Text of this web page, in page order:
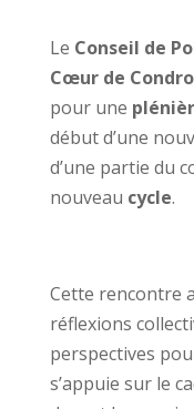
Le Conseil de
Cœur de
pour une
début d’une
d’une partie du
nouveau cycle.
Cette rencontre
réflexions
perspectives
s’appuie sur le